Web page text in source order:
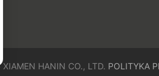
HANIN CO., LTD. POLITYKA